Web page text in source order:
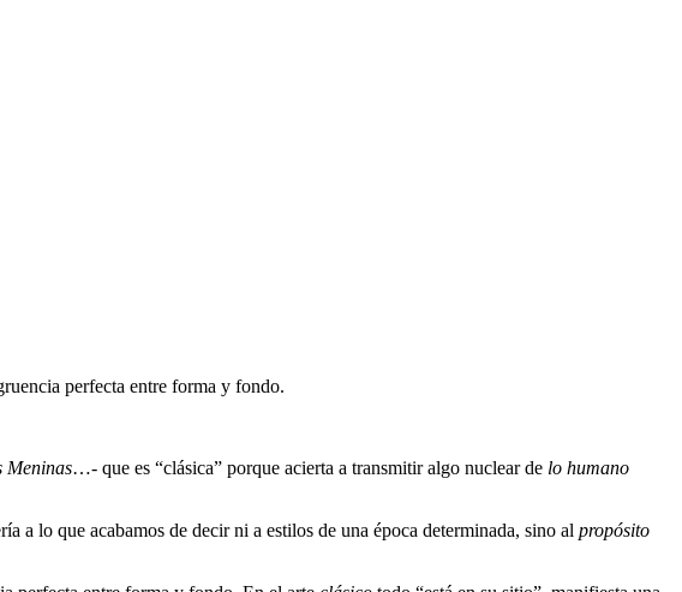
perfecta entre forma y fondo.
Meninas…- que es “clásica” porque acierta a transmitir algo nuclear de lo humano
a lo que acabamos de decir ni a estilos de una época determinada, sino al propósito